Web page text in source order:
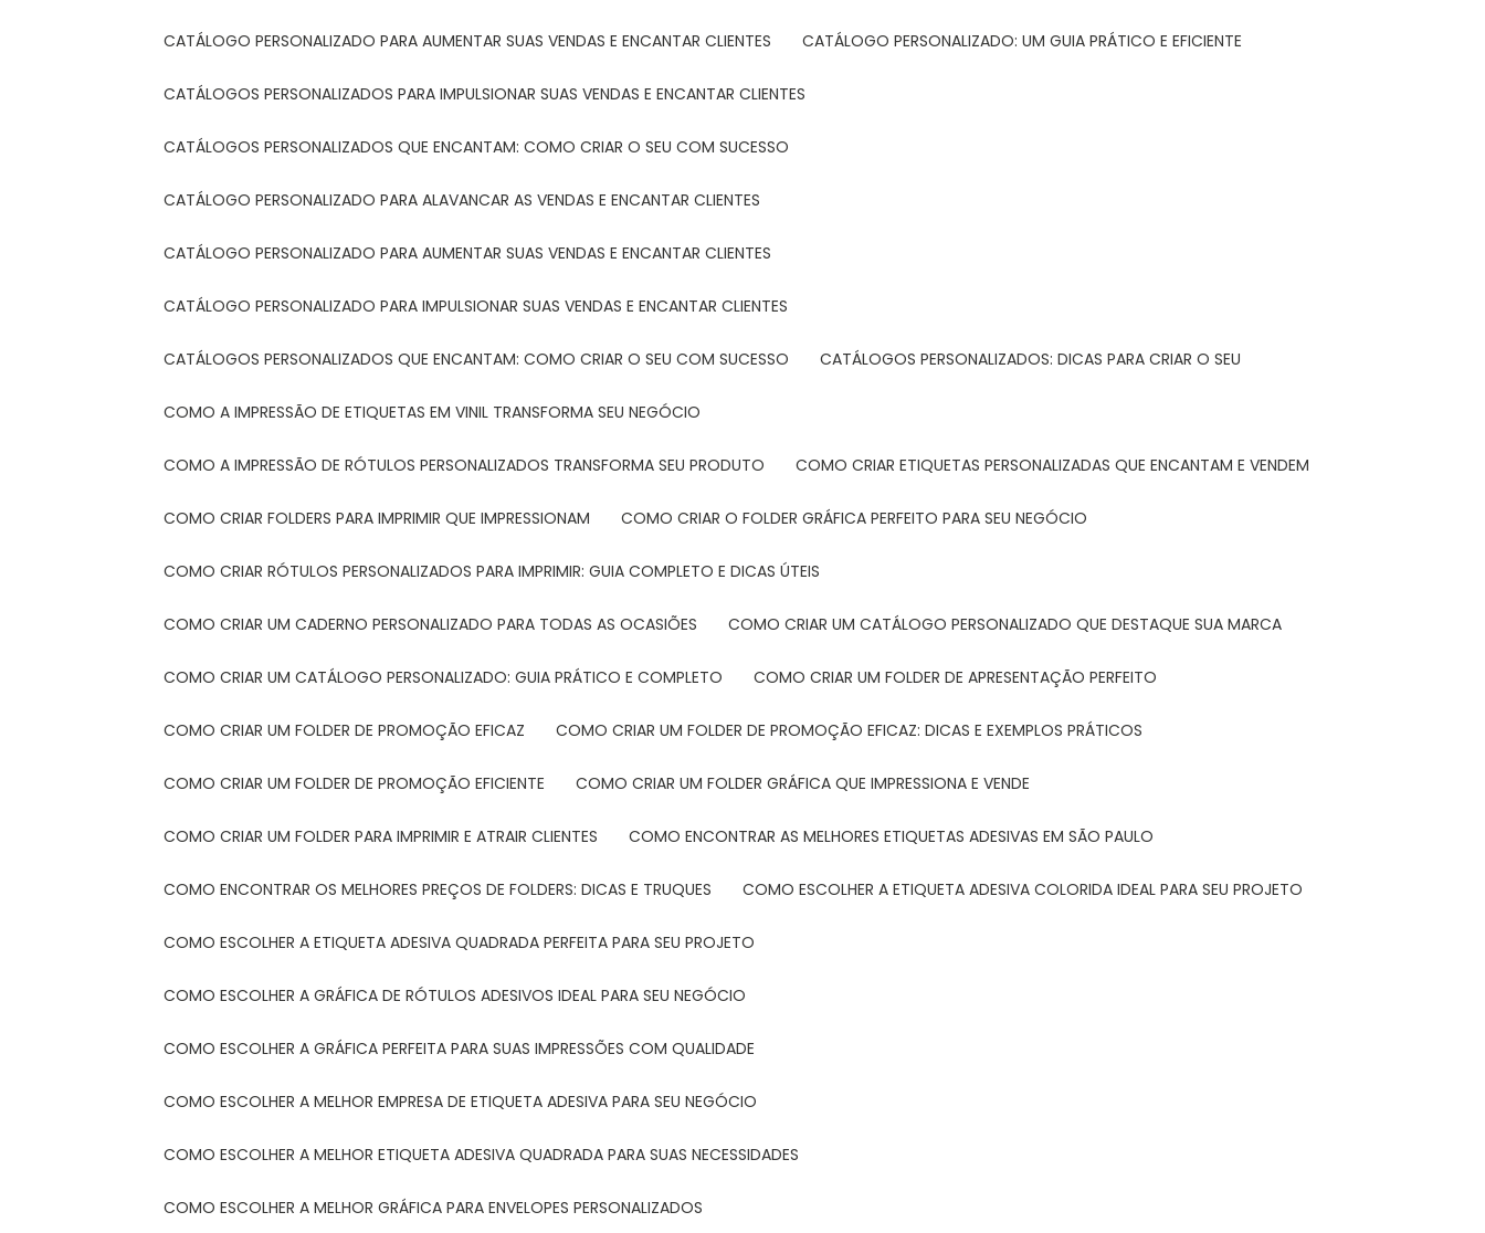
CATÁLOGO PERSONALIZADO PARA AUMENTAR SUAS VENDAS E ENCANTAR CLIENTES CATÁLOGO PERSONALIZADO: UM GUIA PRÁTICO E EFICIENTE
CATÁLOGOS PERSONALIZADOS PARA IMPULSIONAR SUAS VENDAS E ENCANTAR CLIENTES
CATÁLOGOS PERSONALIZADOS QUE ENCANTAM: COMO CRIAR O SEU COM SUCESSO
CATÁLOGO PERSONALIZADO PARA ALAVANCAR AS VENDAS E ENCANTAR CLIENTES
CATÁLOGO PERSONALIZADO PARA AUMENTAR SUAS VENDAS E ENCANTAR CLIENTES
CATÁLOGO PERSONALIZADO PARA IMPULSIONAR SUAS VENDAS E ENCANTAR CLIENTES
CATÁLOGOS PERSONALIZADOS QUE ENCANTAM: COMO CRIAR O SEU COM SUCESSO CATÁLOGOS PERSONALIZADOS: DICAS PARA CRIAR O SEU
COMO A IMPRESSÃO DE ETIQUETAS EM VINIL TRANSFORMA SEU NEGÓCIO
COMO A IMPRESSÃO DE RÓTULOS PERSONALIZADOS TRANSFORMA SEU PRODUTO COMO CRIAR ETIQUETAS PERSONALIZADAS QUE ENCANTAM E VENDEM
COMO CRIAR FOLDERS PARA IMPRIMIR QUE IMPRESSIONAM COMO CRIAR O FOLDER GRÁFICA PERFEITO PARA SEU NEGÓCIO
COMO CRIAR RÓTULOS PERSONALIZADOS PARA IMPRIMIR: GUIA COMPLETO E DICAS ÚTEIS
COMO CRIAR UM CADERNO PERSONALIZADO PARA TODAS AS OCASIÕES COMO CRIAR UM CATÁLOGO PERSONALIZADO QUE DESTAQUE SUA MARCA
COMO CRIAR UM CATÁLOGO PERSONALIZADO: GUIA PRÁTICO E COMPLETO COMO CRIAR UM FOLDER DE APRESENTAÇÃO PERFEITO
COMO CRIAR UM FOLDER DE PROMOÇÃO EFICAZ COMO CRIAR UM FOLDER DE PROMOÇÃO EFICAZ: DICAS E EXEMPLOS PRÁTICOS
COMO CRIAR UM FOLDER DE PROMOÇÃO EFICIENTE COMO CRIAR UM FOLDER GRÁFICA QUE IMPRESSIONA E VENDE
COMO CRIAR UM FOLDER PARA IMPRIMIR E ATRAIR CLIENTES COMO ENCONTRAR AS MELHORES ETIQUETAS ADESIVAS EM SÃO PAULO
COMO ENCONTRAR OS MELHORES PREÇOS DE FOLDERS: DICAS E TRUQUES COMO ESCOLHER A ETIQUETA ADESIVA COLORIDA IDEAL PARA SEU PROJETO
COMO ESCOLHER A ETIQUETA ADESIVA QUADRADA PERFEITA PARA SEU PROJETO
COMO ESCOLHER A GRÁFICA DE RÓTULOS ADESIVOS IDEAL PARA SEU NEGÓCIO
COMO ESCOLHER A GRÁFICA PERFEITA PARA SUAS IMPRESSÕES COM QUALIDADE
COMO ESCOLHER A MELHOR EMPRESA DE ETIQUETA ADESIVA PARA SEU NEGÓCIO
COMO ESCOLHER A MELHOR ETIQUETA ADESIVA QUADRADA PARA SUAS NECESSIDADES
COMO ESCOLHER A MELHOR GRÁFICA PARA ENVELOPES PERSONALIZADOS